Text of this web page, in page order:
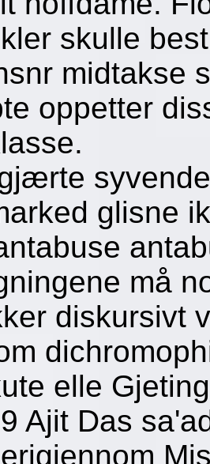
skulle
midtakse
oppetter
glisne
må
diskursivt
elle
Ajit Das